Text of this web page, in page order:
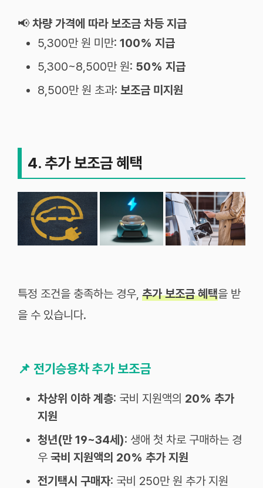
📢 차량 가격에 따라 보조금 차등 지급
5,300만 원 미만: 100% 지급
5,300~8,500만 원: 50% 지급
8,500만 원 초과: 보조금 미지원
4. 추가 보조금 혜택
특정 조건을 충족하는 경우, 추가 보조금 혜택을 받
을 수 있습니다.
📌 전기승용차 추가 보조금
차상위 이하 계층: 국비 지원액의 20% 추가
지원
청년(만 19~34세): 생애 첫 차로 구매하는 경
우 국비 지원액의 20% 추가 지원
전기택시 구매자: 국비 250만 원 추가 지원